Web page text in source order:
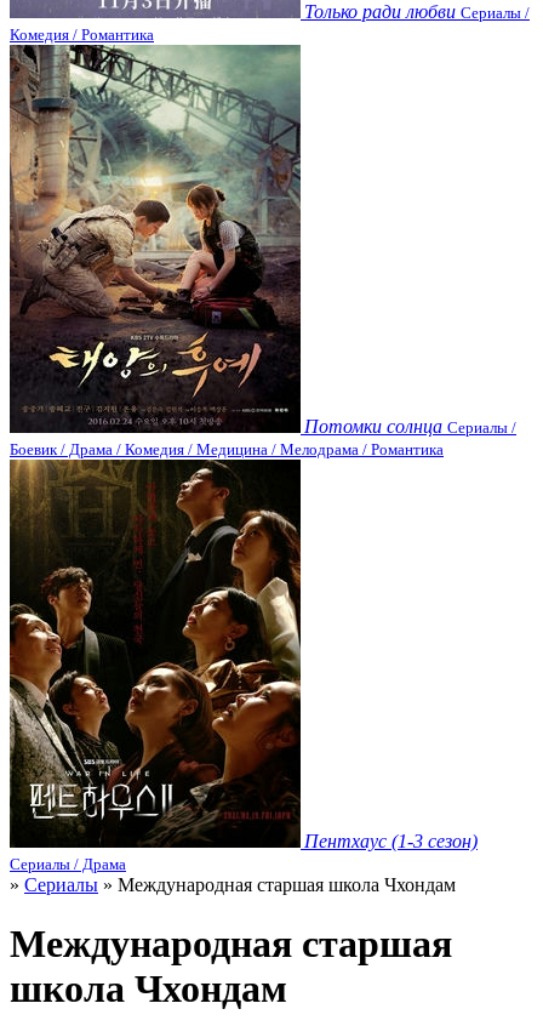
Только ради любви Сериалы /
Комедия / Романтика
Потомки солнца Сериалы /
Боевик / Драма / Комедия / Медицина / Мелодрама / Романтика
Пентхаус (1-3 сезон)
Сериалы / Драма
» Сериалы » Международная старшая школа Чхондам
Международная старшая
школа Чхондам